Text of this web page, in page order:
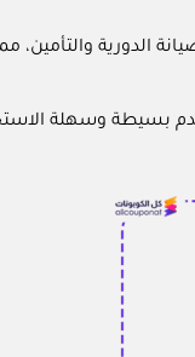
الدورية والتأمين،
بسيطة وسهلة